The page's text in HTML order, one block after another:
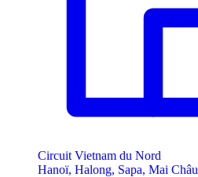
Circuit Vietnam du Nord
Hanoï, Halong, Sapa, Mai Châu